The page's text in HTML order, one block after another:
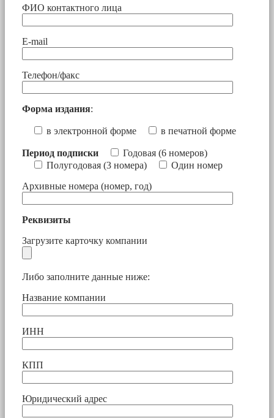
ФИО контактного лица
E-mail
Телефон/факс
Форма издания:
в электронной форме в печатной форме
Период подписки
Годовая (6 номеров)
Полугодовая (3 номера)
Один номер
Архивные номера (номер, год)
Реквизиты
Загрузите карточку компании
Либо заполните данные ниже:
Название компании
ИНН
КПП
Юридический адрес